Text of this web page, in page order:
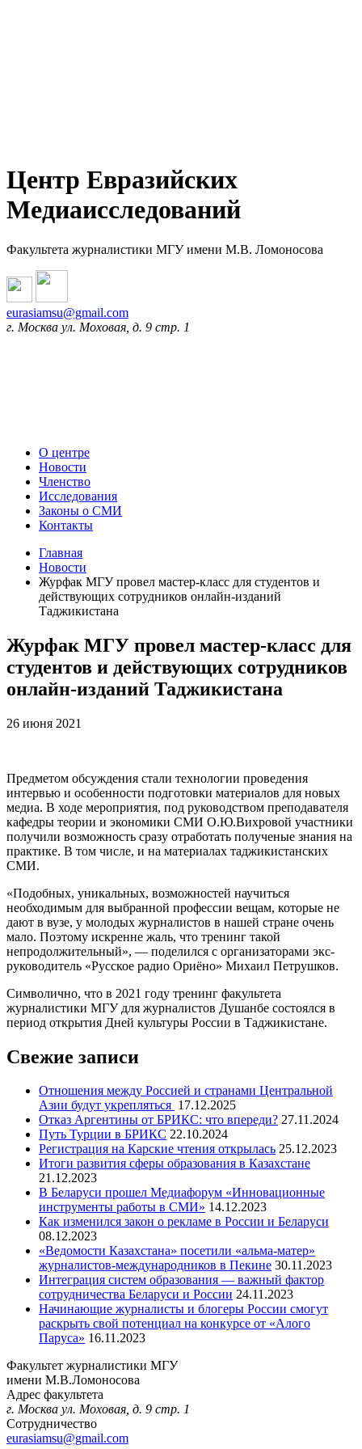
Центр Евразийских
Медиаисследований
Факультета журналистики МГУ имени М.В. Ломоносова
eurasiamsu@gmail.com
г. Москва ул. Моховая, д. 9 стр. 1
О центре
Новости
Членство
Исследования
Законы о СМИ
Контакты
Главная
Новости
Журфак МГУ провел мастер-класс для студентов и
действующих сотрудников онлайн-изданий
Таджикистана
Журфак МГУ провел мастер-класс для
студентов и действующих сотрудников
онлайн-изданий Таджикистана
26 июня 2021
Предметом обсуждения стали технологии проведения
интервью и особенности подготовки материалов для новых
медиа. В ходе мероприятия, под руководством преподавателя
кафедры теории и экономики СМИ О.Ю.Вихровой участники
получили возможность сразу отработать полученые знания на
практике. В том числе, и на материалах таджикистанских
СМИ.
«Подобных, уникальных, возможностей научиться
необходимым для выбранной профессии вещам, которые не
дают в вузе, у молодых журналистов в нашей стране очень
мало. Поэтому искренне жаль, что тренинг такой
непродолжительный», — поделился с организаторами экс-
руководитель «Русское радио Ориёно» Михаил Петрушков.
Символично, что в 2021 году тренинг факультета
журналистики МГУ для журналистов Душанбе состоялся в
период открытия Дней культуры России в Таджикистане.
Свежие записи
Отношения между Россией и странами Центральной
Азии будут укрепляться 17.12.2025
Отказ Аргентины от БРИКС: что впереди? 27.11.2024
Путь Турции в БРИКС 22.10.2024
Регистрация на Карские чтения открылась 25.12.2023
Итоги развития сферы образования в Казахстане
21.12.2023
В Беларуси прошел Медиафорум «Инновационные
инструменты работы в СМИ» 14.12.2023
Как изменился закон о рекламе в России и Беларуси
08.12.2023
«Ведомости Казахстана» посетили «альма-матер»
журналистов-международников в Пекине 30.11.2023
Интеграция систем образования — важный фактор
сотрудничества Беларуси и России 24.11.2023
Начинающие журналисты и блогеры России смогут
раскрыть свой потенциал на конкурсе от «Алого
Паруса» 16.11.2023
Факультет журналистики МГУ
имени М.В.Ломоносова
Адрес факультета
г. Москва ул. Моховая, д. 9 стр. 1
Сотрудничество
eurasiamsu@gmail.com